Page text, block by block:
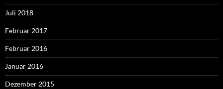
Juli 2018
Februar 2017
Februar 2016
Januar 2016
Dezember 2015